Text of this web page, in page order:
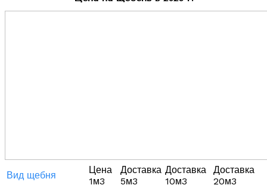
Вид щебня
Цена
1м3
Доставка
5м3
Доставка
10м3
Доставка
20м3